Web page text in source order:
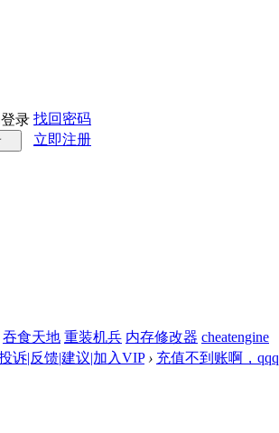
录 找回密码
立即注册
吞食天地 重装机兵 内存修改器 cheatengine
诉|反馈|建议|加入VIP › 充值不到账啊，qqq